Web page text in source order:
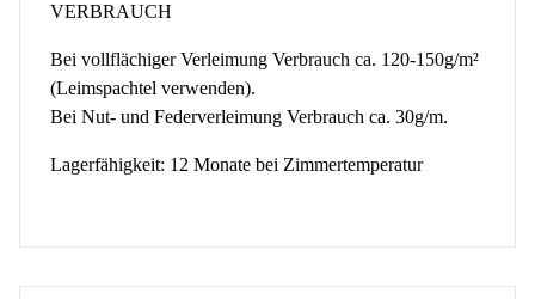
VERBRAUCH
Bei vollflächiger Verleimung Verbrauch ca. 120-150g/m²
(Leimspachtel verwenden).
Bei Nut- und Federverleimung Verbrauch ca. 30g/m.
Lagerfähigkeit: 12 Monate bei Zimmertemperatur